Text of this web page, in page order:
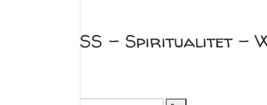
SS – Spiritualitet –